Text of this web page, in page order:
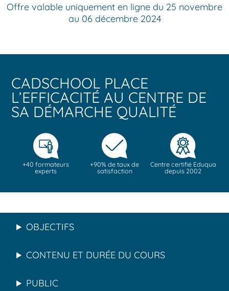
Offre valable uniquement en ligne du 25 novembre
au 06 décembre 2024
CADSCHOOL PLACE
L’EFFICACITÉ AU CENTRE DE
SA DÉMARCHE QUALITÉ
+40 formateurs
experts
+90% de taux de
satisfaction
Centre certifié Eduqua
depuis 2002
OBJECTIFS
CONTENU ET DURÉE DU COURS
PUBLIC